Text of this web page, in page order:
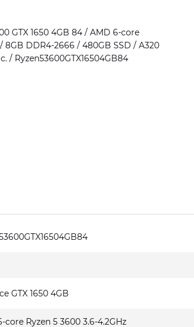
GTX 1650 4GB 84 / AMD 6-core
8GB DDR4-2666 / 480GB SSD / A320
/ Ryzen53600GTX16504GB84
GTX 1650 4GB
core Ryzen 5 3600 3.6-4.2GHz